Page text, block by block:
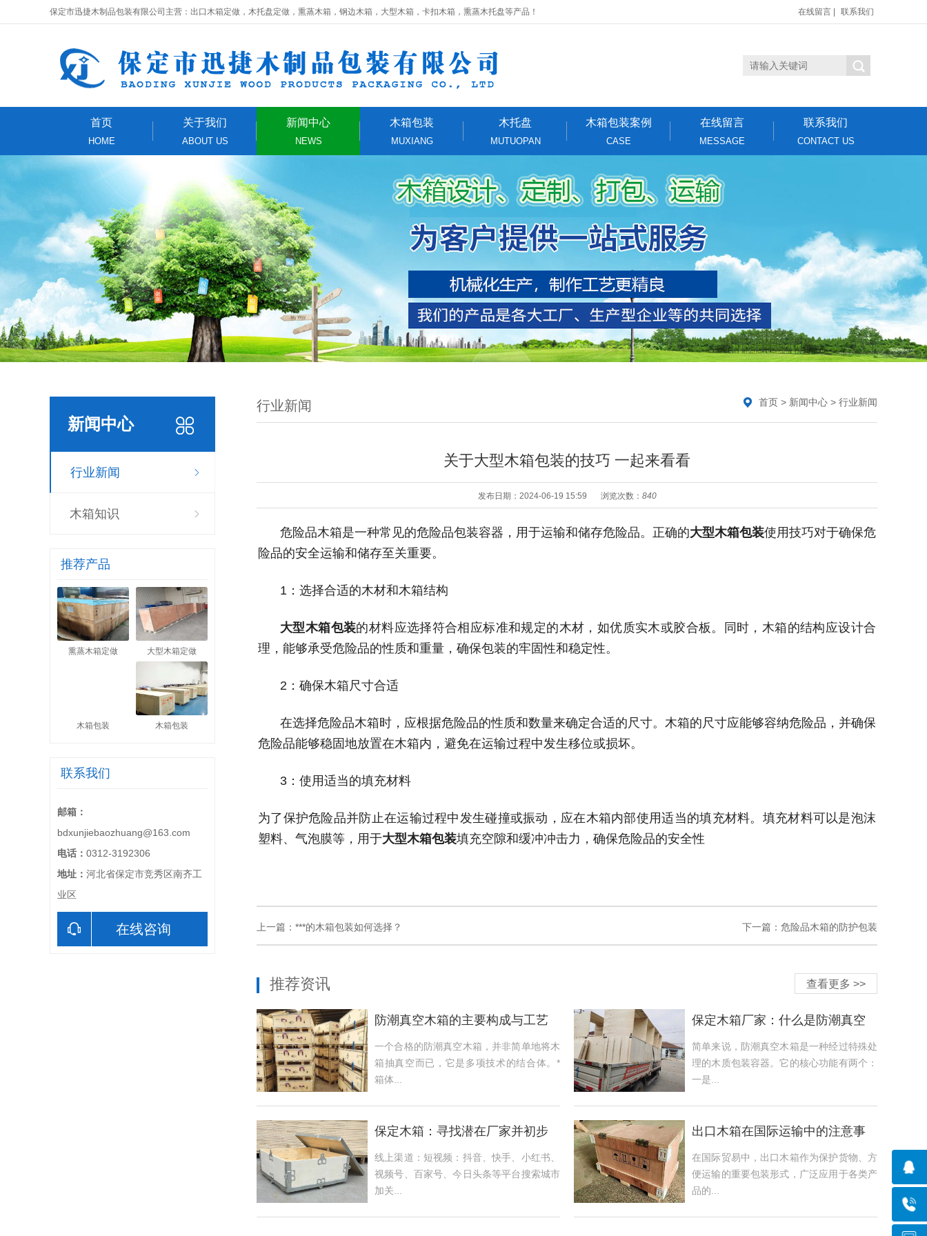
保定市迅捷木制品包装有限公司主营：出口木箱定做，木托盘定做，熏蒸木箱，钢边木箱，大型木箱，卡扣木箱，熏蒸木托盘等产品！ 在线留言 联系我们
首页
HOME
关于我们
ABOUT US
新闻中心
NEWS
木箱包装
MUXIANG
木托盘
MUTUOPAN
木箱包装案例
CASE
在线留言
MESSAGE
联系我们
CONTACT US
新闻中心
行业新闻
木箱知识
推荐产品
熏蒸木箱定做 大型木箱定做
木箱包装 木箱包装
联系我们
邮箱：
bdxunjiebaozhuang@163.com
电话： 0312-3192306
地址： 河北省保定市竞秀区南齐工
业区
在线咨询
首页 > 新闻中心 > 行业新闻
行业新闻
关于大型木箱包装的技巧 一起来看看
发布日期：2024-06-19 15:59 浏览次数： 840
危险品木箱是一种常见的危险品包装容器，用于运输和储存危险品。正确的大型木箱包装使用技巧对于确保危
险品的安全运输和储存至关重要。
1：选择合适的木材和木箱结构
大型木箱包装的材料应选择符合相应标准和规定的木材，如优质实木或胶合板。同时，木箱的结构应设计合
理，能够承受危险品的性质和重量，确保包装的牢固性和稳定性。
2：确保木箱尺寸合适
在选择危险品木箱时，应根据危险品的性质和数量来确定合适的尺寸。木箱的尺寸应能够容纳危险品，并确保
危险品能够稳固地放置在木箱内，避免在运输过程中发生移位或损坏。
3：使用适当的填充材料
为了保护危险品并防止在运输过程中发生碰撞或振动，应在木箱内部使用适当的填充材料。填充材料可以是泡沫
塑料、气泡膜等，用于大型木箱包装填充空隙和缓冲冲击力，确保危险品的安全性
上一篇： ***的木箱包装如何选择？ 下一篇： 危险品木箱的防护包装
查看更多 >>
推荐资讯
防潮真空木箱的主要构成与工艺
一个合格的防潮真空木箱，并非简单地将木
箱抽真空而已，它是多项技术的结合体。*
箱体...
保定木箱厂家：什么是防潮真空
木箱？
简单来说，防潮真空木箱是一种经过特殊处
理的木质包装容器。它的核心功能有两个：
一是...
保定木箱：寻找潜在厂家并初步
筛选
线上渠道：短视频：抖音、快手、小红书、
视频号、百家号、今日头条等平台搜索城市
加关...
出口木箱在国际运输中的注意事
项有哪些？
在国际贸易中，出口木箱作为保护货物、方
便运输的重要包装形式，广泛应用于各类产
品的...